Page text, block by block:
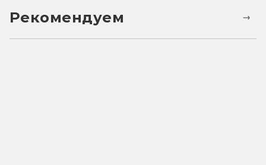
Рекомендуем